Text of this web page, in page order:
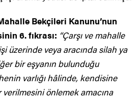
Bekçileri Kanunu’nun
6. fıkrası: “Çarşı ve mahalle
üzerinde veya aracında silah ya
bir eşyanın bulunduğu
varlığı hâlinde, kendisine
verilmesini önlemek amacına